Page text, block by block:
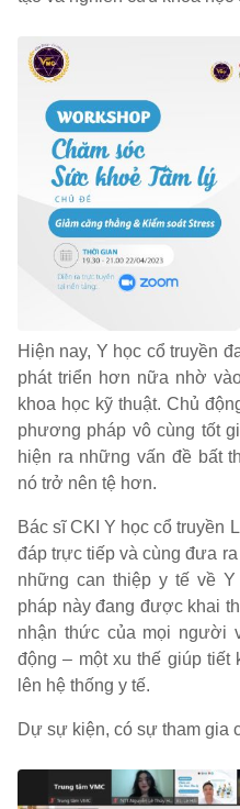
Hiện nay, Y học cổ truyền
phát triển hơn nữa nhờ
khoa học kỹ thuật. Chủ
phương pháp vô cùng tốt
hiện ra những vấn đề bất
nó trở nên tệ hơn.
Bác sĩ CKI Y học cổ truyền
đáp trực tiếp và cùng đưa
những can thiệp y tế về
pháp này đang được khai
nhận thức của mọi người
động – một xu thế giúp
lên hệ thống y tế.
Dự sự kiện, có sự tham gia